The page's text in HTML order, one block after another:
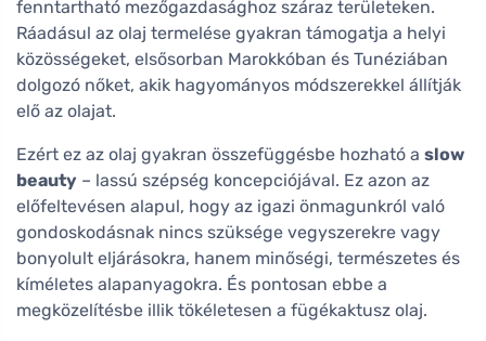
fenntartható mezőgazdasághoz száraz területeken.
Ráadásul az olaj termelése gyakran támogatja a helyi
közösségeket, elsősorban Marokkóban és Tunéziában
dolgozó nőket, akik hagyományos módszerekkel állítják
elő az olajat.
Ezért ez az olaj gyakran összefüggésbe hozható a slow
beauty – lassú szépség koncepciójával. Ez azon az
előfeltevésen alapul, hogy az igazi önmagunkról való
gondoskodásnak nincs szüksége vegyszerekre vagy
bonyolult eljárásokra, hanem minőségi, természetes és
kíméletes alapanyagokra. És pontosan ebbe a
megközelítésbe illik tökéletesen a fügékaktusz olaj.